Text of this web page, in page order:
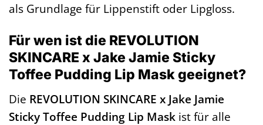
als Grundlage für Lippenstift oder Lipgloss.
Für wen ist die REVOLUTION
SKINCARE x Jake Jamie Sticky
Toffee Pudding Lip Mask geeignet?
Die REVOLUTION SKINCARE x Jake Jamie
Sticky Toffee Pudding Lip Mask ist für alle